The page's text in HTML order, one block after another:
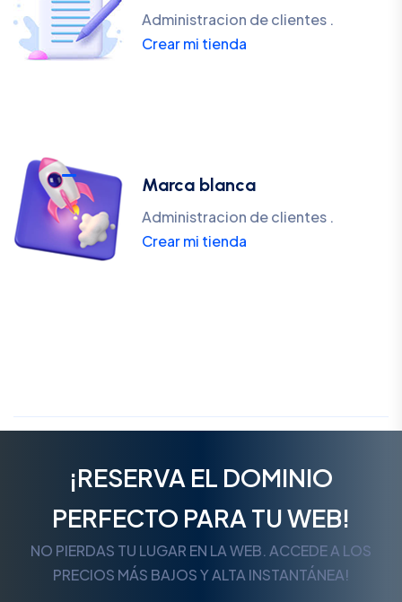
Administracion de clientes .
Crear mi tienda
Marca blanca
Administracion de clientes .
Crear mi tienda
¡RESERVA EL DOMINIO
PERFECTO PARA TU WEB!
NO PIERDAS TU LUGAR EN LA WEB. ACCEDE A LOS
PRECIOS MÁS BAJOS Y ALTA INSTANTÁNEA!